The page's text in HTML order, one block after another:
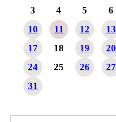
3
4 5 6
10
11 12 13
17
18 19 20
24
25 26 27
31